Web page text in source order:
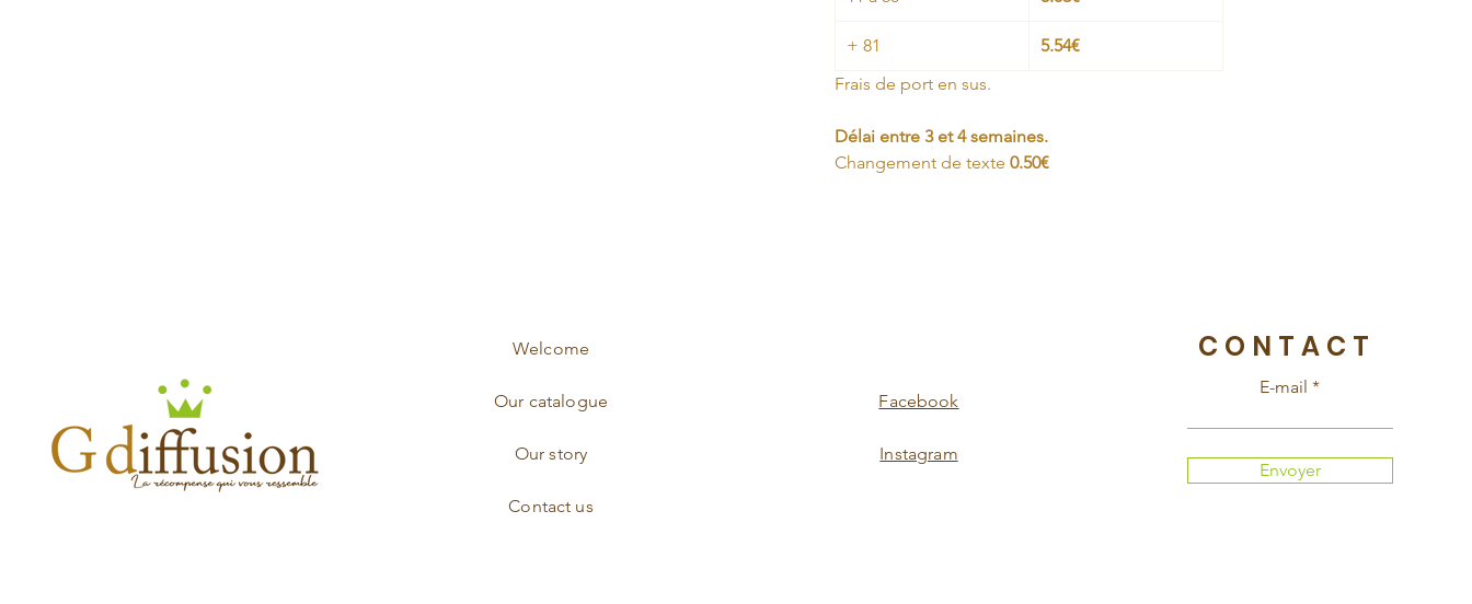
+ 81
5.54€
Frais de port en sus.
Délai entre 3 et 4 semaines.
Changement de texte 0.50€
Welcome
Our catalogue
Our story
Contact us
Facebook
Instagram
CONTACT
E-mail
Envoyer